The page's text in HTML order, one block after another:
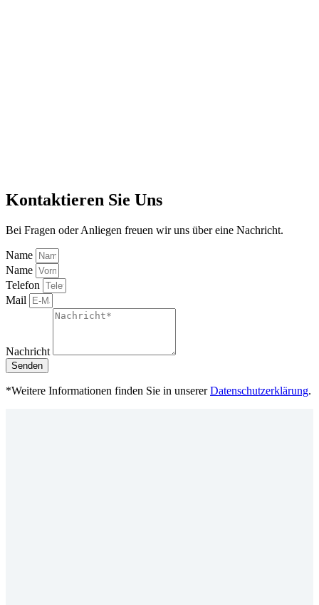
Kontaktieren Sie Uns
Bei Fragen oder Anliegen freuen wir uns über eine Nachricht.
Name
Name
Telefon
Mail
Nachricht
Senden
*Weitere Informationen finden Sie in unsererDatenschutzerklärung.